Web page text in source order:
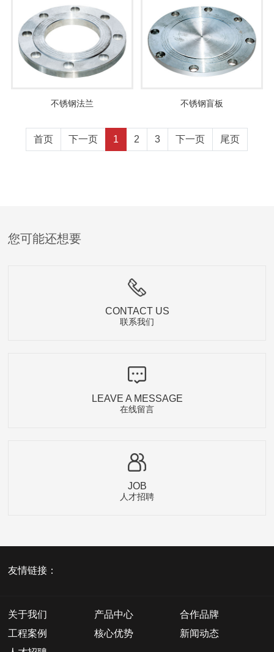
不锈钢法兰 不锈钢盲板
首页 下一页 1 2 3 下一页 尾页
您可能还想要
CONTACT US
联系我们
LEAVE A MESSAGE
在线留言
JOB
人才招聘
友情链接：
关于我们 产品中心
合作品牌
工程案例
核心优势
新闻动态